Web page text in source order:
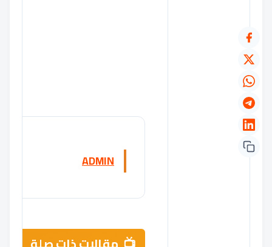
ADMIN